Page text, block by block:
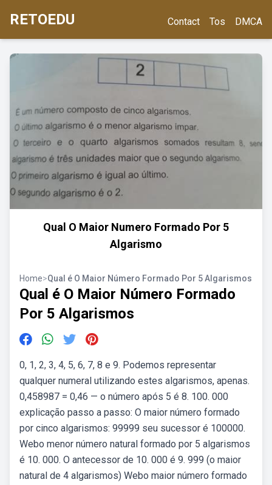
RETOEDU Contact Tos DMCA
Qual O Maior Numero Formado Por 5
Algarismo
Home>Qual é O Maior Número Formado Por 5 Algarismos
Qual é O Maior Número Formado
Por 5 Algarismos
0, 1, 2, 3, 4, 5, 6, 7, 8 e 9. Podemos representar
qualquer numeral utilizando estes algarismos, apenas.
0,458987 = 0,46 — o número após 5 é 8. 100. 000
explicação passo a passo: O maior número formado
por cinco algarismos: 99999 seu sucessor é 100000.
Webo menor número natural formado por 5 algarismos
é 10. 000. O antecessor de 10. 000 é 9. 999 (o maior
natural de 4 algarismos) Webo maior número formado